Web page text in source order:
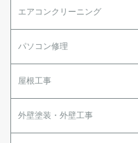
エアコンクリーニング
パソコン修理
屋根工事
外壁塗装・外壁工事